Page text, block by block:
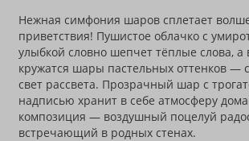
Нежная симфония шаров сплетает
приветствия! Пушистое облачко с
улыбкой словно шепчет тёплые слова, а
кружатся шары пастельных оттенков —
свет рассвета. Прозрачный шар с
надписью хранит в себе атмосферу
композиция — воздушный поцелуй
встречающий в родных стенах.